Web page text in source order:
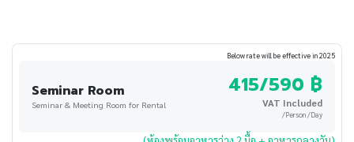
Below rate will be effective in 2025
Seminar Room
Seminar & Meeting Room for Rental
415/590 ฿
VAT Included
/Person /Day